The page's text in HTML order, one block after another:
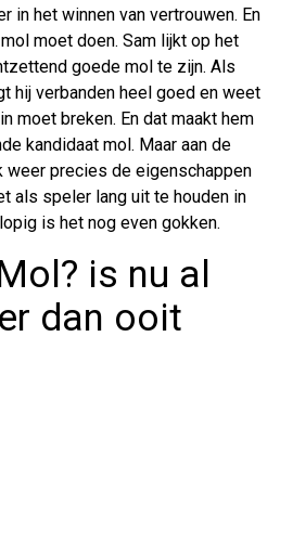
in het winnen van vertrouwen. En
moet doen. Sam lijkt op het
goede mol te zijn. Als
hij verbanden heel goed en weet
moet breken. En dat maakt hem
kandidaat mol. Maar aan de
weer precies de eigenschappen
als speler lang uit te houden in
is het nog even gokken.
is nu al
dan ooit